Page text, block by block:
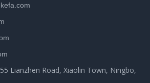
Lianzhen Road, Xiaolin Town, Ningbo,